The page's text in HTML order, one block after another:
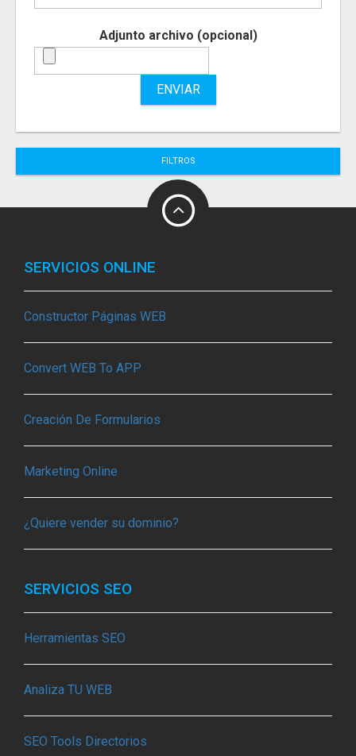
Adjunto archivo (opcional)
ENVIAR
FILTROS
SERVICIOS ONLINE
Constructor Páginas WEB
Convert WEB To APP
Creación De Formularios
Marketing Online
¿Quiere vender su dominio?
SERVICIOS SEO
Herramientas SEO
Analiza TU WEB
SEO Tools Directorios